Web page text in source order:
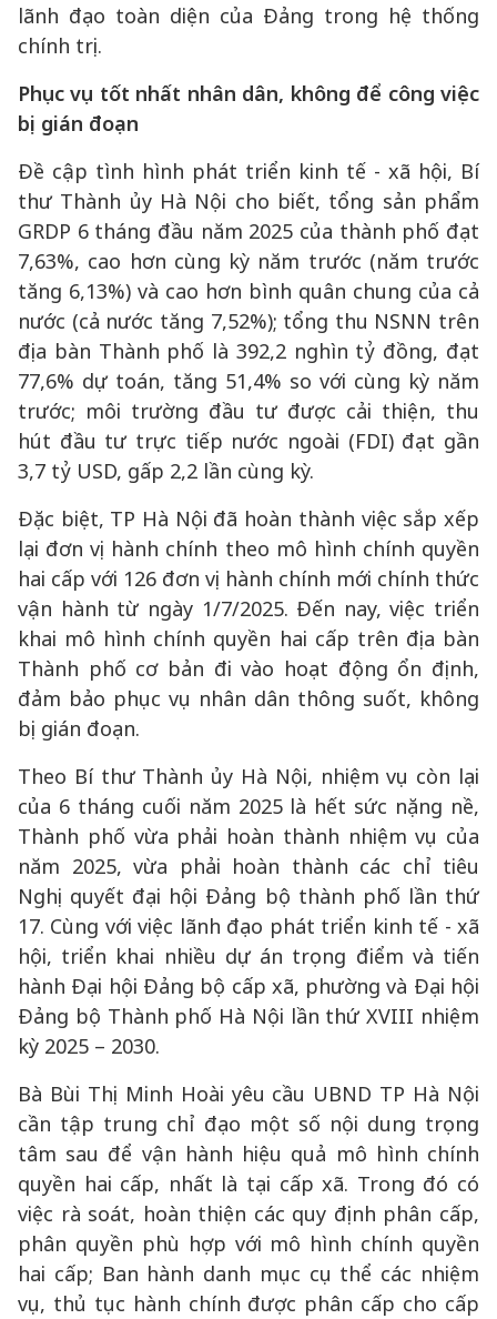
lãnh đạo toàn diện của Đảng trong hệ thống
chính trị.
Phục vụ tốt nhất nhân dân, không để công việc
bị gián đoạn
Đề cập tình hình phát triển kinh tế - xã hội, Bí
thư Thành ủy Hà Nội cho biết, tổng sản phẩm
GRDP 6 tháng đầu năm 2025 của thành phố đạt
7,63%, cao hơn cùng kỳ năm trước (năm trước
tăng 6,13%) và cao hơn bình quân chung của cả
nước (cả nước tăng 7,52%); tổng thu NSNN trên
địa bàn Thành phố là 392,2 nghìn tỷ đồng, đạt
77,6% dự toán, tăng 51,4% so với cùng kỳ năm
trước; môi trường đầu tư được cải thiện, thu
hút đầu tư trực tiếp nước ngoài (FDI) đạt gần
3,7 tỷ USD, gấp 2,2 lần cùng kỳ.
Đặc biệt, TP Hà Nội đã hoàn thành việc sắp xếp
lại đơn vị hành chính theo mô hình chính quyền
hai cấp với 126 đơn vị hành chính mới chính thức
vận hành từ ngày 1/7/2025. Đến nay, việc triển
khai mô hình chính quyền hai cấp trên địa bàn
Thành phố cơ bản đi vào hoạt động ổn định,
đảm bảo phục vụ nhân dân thông suốt, không
bị gián đoạn.
Theo Bí thư Thành ủy Hà Nội, nhiệm vụ còn lại
của 6 tháng cuối năm 2025 là hết sức nặng nề,
Thành phố vừa phải hoàn thành nhiệm vụ của
năm 2025, vừa phải hoàn thành các chỉ tiêu
Nghị quyết đại hội Đảng bộ thành phố lần thứ
17. Cùng với việc lãnh đạo phát triển kinh tế - xã
hội, triển khai nhiều dự án trọng điểm và tiến
hành Đại hội Đảng bộ cấp xã, phường và Đại hội
Đảng bộ Thành phố Hà Nội lần thứ XVIII nhiệm
kỳ 2025 – 2030.
Bà Bùi Thị Minh Hoài yêu cầu UBND TP Hà Nội
cần tập trung chỉ đạo một số nội dung trọng
tâm sau để vận hành hiệu quả mô hình chính
quyền hai cấp, nhất là tại cấp xã. Trong đó có
việc rà soát, hoàn thiện các quy định phân cấp,
phân quyền phù hợp với mô hình chính quyền
hai cấp; Ban hành danh mục cụ thể các nhiệm
vụ, thủ tục hành chính được phân cấp cho cấp